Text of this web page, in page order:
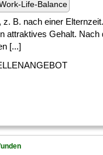
Life-Balance
B. nach einer
attraktives Gehalt. Nach
[...]